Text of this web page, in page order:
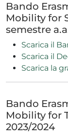
Bando
Mobility for
semestre
Scarica il
Scarica il
Scarica la
Bando
Mobility for
2023/2024